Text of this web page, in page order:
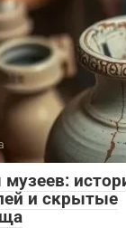
и скрытые